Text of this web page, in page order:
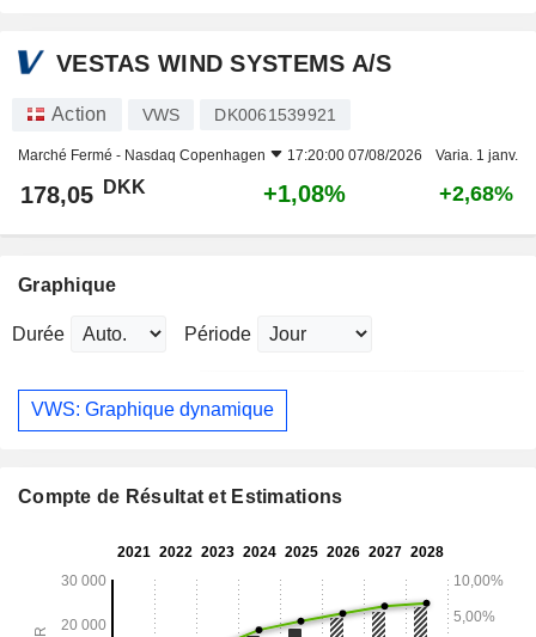
VESTAS WIND SYSTEMS A/S
Action VWS DK0061539921
Marché Fermé - Nasdaq Copenhagen 17:20:00 07/08/2026 Varia. 1 janv.
178,05 DKK +1,08% +2,68%
Graphique
Durée Période
VWS: Graphique dynamique
Compte de Résultat et Estimations